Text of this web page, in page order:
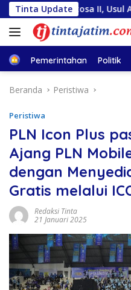
Langsung
ke
konten
Tinta Update
II, Usul Armada
HomePemerintahan Politik
Beranda Peristiwa
Peristiwa
PLN Icon Plus
Ajang PLN
dengan
Gratis melalui
Redaksi Tinta
21 Januari 2025